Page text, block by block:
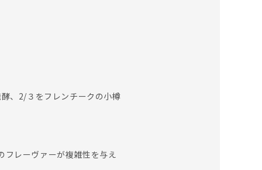
、2/３をフレンチークの小樽
フレーヴァーが複雑性を与え